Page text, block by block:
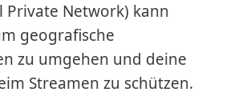
Private Network) kann
geografische
zu umgehen und deine
Streamen zu schützen.